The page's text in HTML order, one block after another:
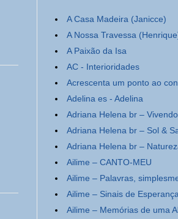
A Casa Madeira (Janicce)
A Nossa Travessa
A Paixão da Isa
AC - Interioridades
Acrescenta um ponto ao
Adelina es - Adelina
Adriana Helena br –
Adriana Helena br – Sol &
Adriana Helena br –
Ailime – CANTO-MEU
Ailime – Palavras,
Ailime – Sinais de
Ailime – Memórias de uma